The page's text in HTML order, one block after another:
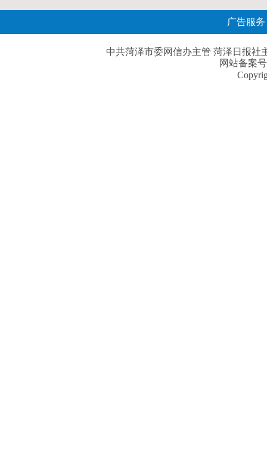
广告服务
中共菏泽市委网信办主管 菏泽日报社
网站备案